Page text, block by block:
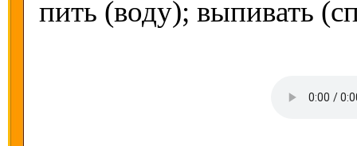
пить (воду); выпивать